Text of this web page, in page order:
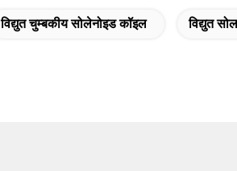
विद्युत चुम्बकीय सोलेनोइड कॉइल विद्युत